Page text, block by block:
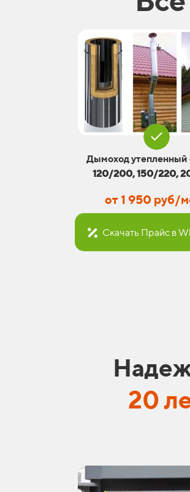
Дымоход утепленный
120/200, 150/220,
от 1 950 руб/
Скачать Прайс в
20